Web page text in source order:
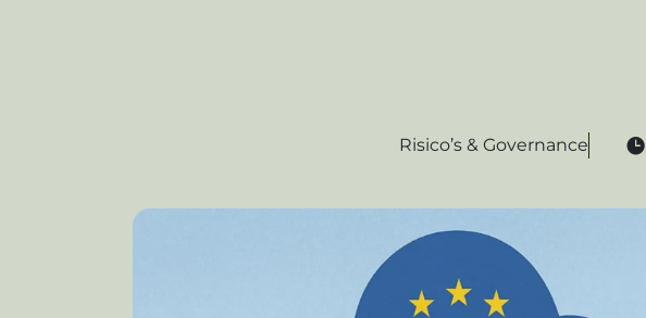
Risico’s & Governance